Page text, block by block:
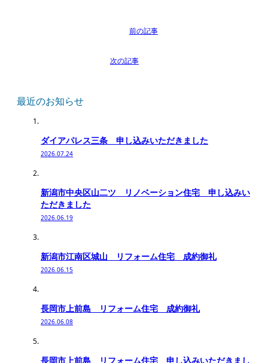
最近のお知らせ
ダイアパレス三条 申し込みいただきました
2026.07.24
新潟市中央区山二ツ リノベーション住宅 申し込みい
ただきました
2026.06.19
新潟市江南区城山 リフォーム住宅 成約御礼
2026.06.15
長岡市上前島 リフォーム住宅 成約御礼
2026.06.08
長岡市上前島 リフォーム住宅 申し込みいただきまし